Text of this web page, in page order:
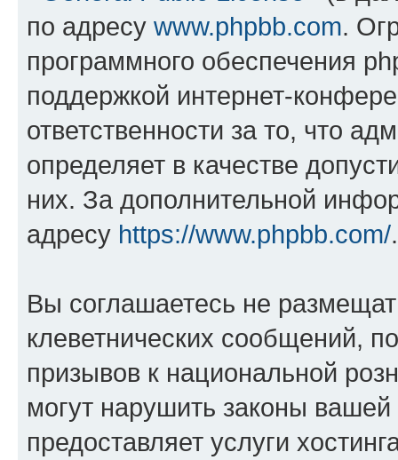
по адресу www.phpbb.com.
программного обеспечения
поддержкой интернет-
ответственности за то, что
определяет в качестве
них. За дополнительной
адресу https://www.phpbb.com/.
Вы соглашаетесь не
клеветнических сообщений,
призывов к национальной
могут нарушить законы
предоставляет услуги